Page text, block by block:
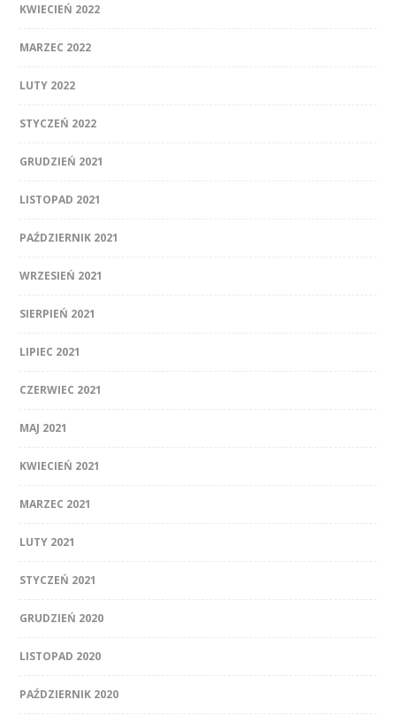
KWIECIEŃ 2022
MARZEC 2022
LUTY 2022
STYCZEŃ 2022
GRUDZIEŃ 2021
LISTOPAD 2021
PAŹDZIERNIK 2021
WRZESIEŃ 2021
SIERPIEŃ 2021
LIPIEC 2021
CZERWIEC 2021
MAJ 2021
KWIECIEŃ 2021
MARZEC 2021
LUTY 2021
STYCZEŃ 2021
GRUDZIEŃ 2020
LISTOPAD 2020
PAŹDZIERNIK 2020